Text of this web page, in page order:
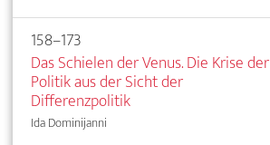
158–173
Das Schielen der Venus. Die Krise der
Politik aus der Sicht der
Differenzpolitik
Ida Dominijanni